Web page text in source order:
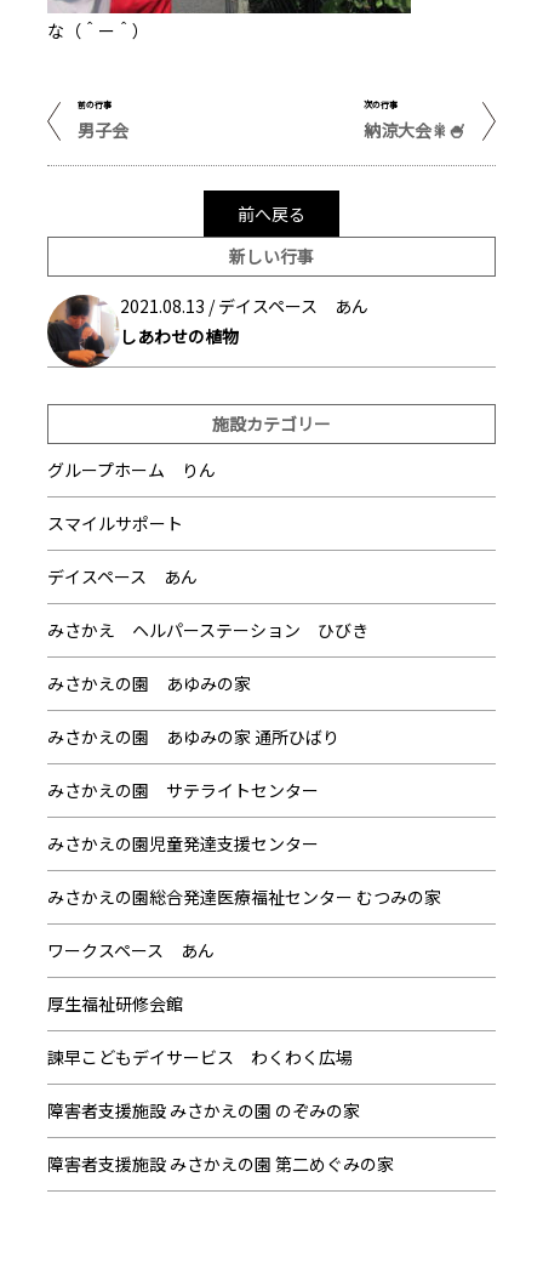
な（＾ー＾）
前の行事
男子会
次の行事
納涼大会🎇🍧
前へ戻る
新しい行事
2021.08.13 /デイスペース あん
しあわせの植物
施設カテゴリー
グループホーム りん
スマイルサポート
デイスペース あん
みさかえ ヘルパーステーション ひびき
みさかえの園 あゆみの家
みさかえの園 あゆみの家 通所ひばり
みさかえの園 サテライトセンター
みさかえの園児童発達支援センター
みさかえの園総合発達医療福祉センター むつみの家
ワークスペース あん
厚生福祉研修会館
諫早こどもデイサービス わくわく広場
障害者支援施設 みさかえの園 のぞみの家
障害者支援施設 みさかえの園 第二めぐみの家